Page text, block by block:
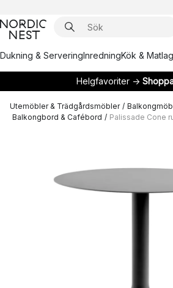
Dukning & ServeringInredningKök &
Helgfavoriter →
Utemöbler & Trädgårdsmöbler /
Balkongbord & Cafébord / Palissade Cone